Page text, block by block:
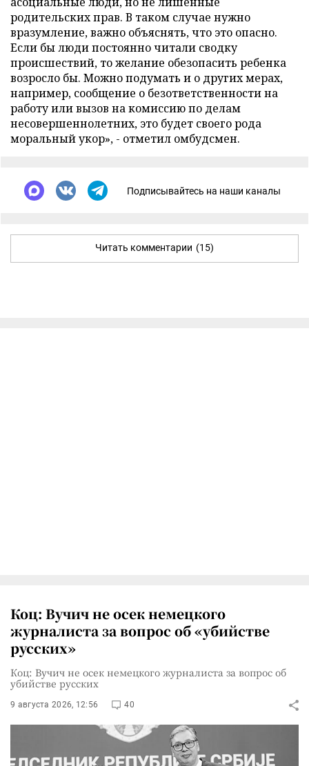
родительских прав. В таком случае нужно
вразумление, важно объяснять, что это опасно.
Если бы люди постоянно читали сводку
происшествий, то желание обезопасить ребенка
возросло бы. Можно подумать и о других мерах,
например, сообщение о безответственности на
работу или вызов на комиссию по делам
несовершеннолетних, это будет своего рода
моральный укор», - отметил омбудсмен.
Подписывайтесь на наши каналы
Читать комментарии (15)
Коц: Вучич не осек немецкого
журналиста за вопрос об «убийстве
русских»
Коц: Вучич не осек немецкого журналиста за вопрос об
убийстве русских
9 августа 2026, 12:56 40